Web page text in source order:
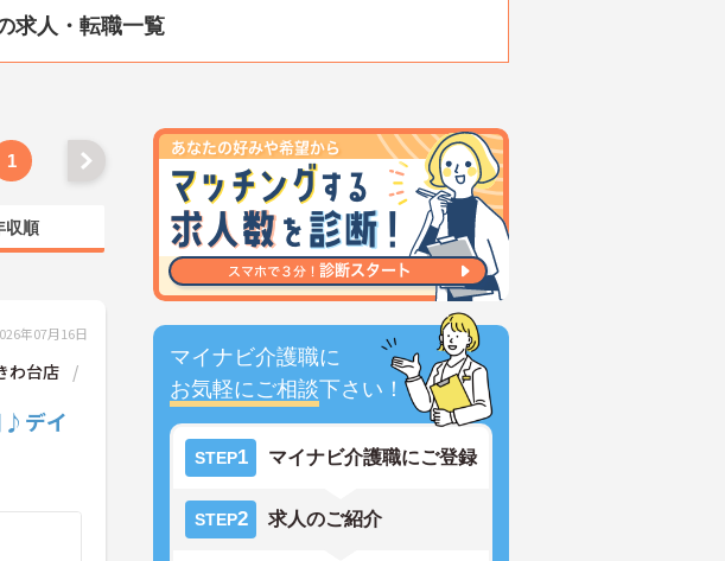
求人・転職一覧
マイナビ介護職に
お気軽にご相談下さい！
STEP1 マイナビ介護職にご登録
STEP2 求人のご紹介
1
収順
年07月16日
わ台店
♪デイ